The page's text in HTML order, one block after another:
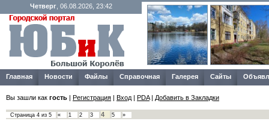
Четверг, 06.08.2026, 23:42
Главная Новости Файлы Справочная Галерея Сайты
Вы зашли как гость | Регистрация | Вход | PDA| Добавить в Закладки
Страница 4 из 5 « 1 2 3 4 5 »